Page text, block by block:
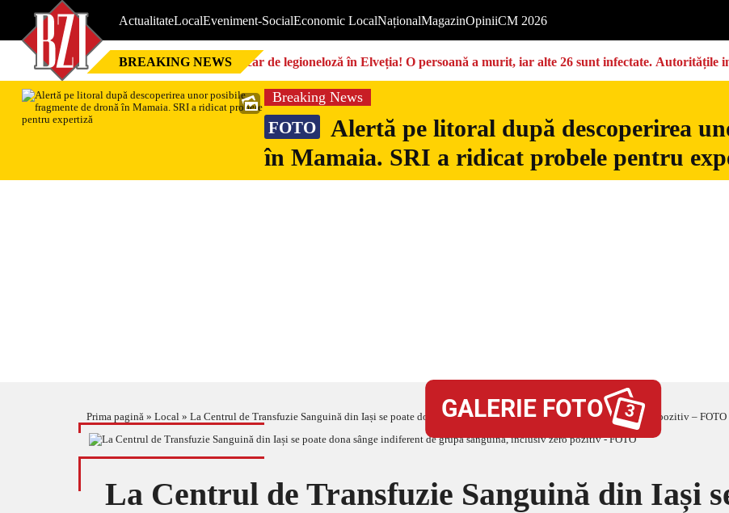
ActualitateLocalEveniment-SocialEconomic LocalNaționalMagazinOpiniiCM 2026
BREAKING NEWS Focar de legioneloză în Elveția! O persoană a murit, iar alte 26 sunt infectate. Autoritățile
Breaking News
FOTO
Alertă pe litoral după descoperirea
în Mamaia. SRI a ridicat probele pentru
Prima pagină » Local » La Centrul de Transfuzie Sanguină din Iași se poate dona sânge indiferent de grupa sanguină, inclusiv zero pozitiv – FOTO
GALERIE FOTO 3
La Centrul de Transfuzie Sanguină din Iași